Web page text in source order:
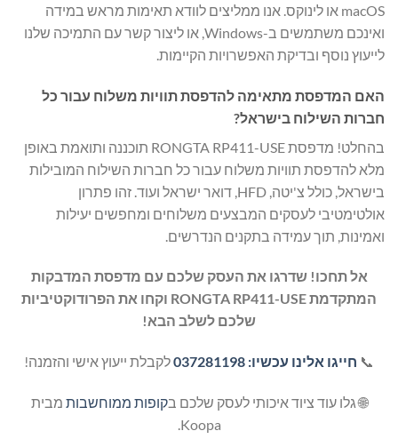
macOS או לינוקס. אנו ממליצים לוודא תאימות מראש במידה
ואינכם משתמשים ב-Windows, או ליצור קשר עם התמיכה שלנו
לייעוץ נוסף ובדיקת האפשרויות הקיימות.
האם המדפסת מתאימה להדפסת תוויות משלוח עבור כל
חברות השילוח בישראל?
בהחלט! מדפסת RONGTA RP411-USE תוכננה ותואמת באופן
מלא להדפסת תוויות משלוח עבור כל חברות השילוח המובילות
בישראל, כולל צ'יטה, HFD, דואר ישראל ועוד. זהו פתרון
אולטימטיבי לעסקים המבצעים משלוחים ומחפשים יעילות
ואמינות, תוך עמידה בתקנים הנדרשים.
אל תחכו! שדרגו את העסק שלכם עם מדפסת המדבקות
המתקדמת RONGTA RP411-USE וקחו את הפרודוקטיביות
שלכם לשלב הבא!
📞 חייגו אלינו עכשיו: 037281198 לקבלת ייעוץ אישי והזמנה!
🌐 גלו עוד ציוד איכותי לעסק שלכם בקופות ממוחשבות מבית
Koopa.